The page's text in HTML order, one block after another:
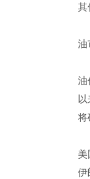
其
油
油
将
伊